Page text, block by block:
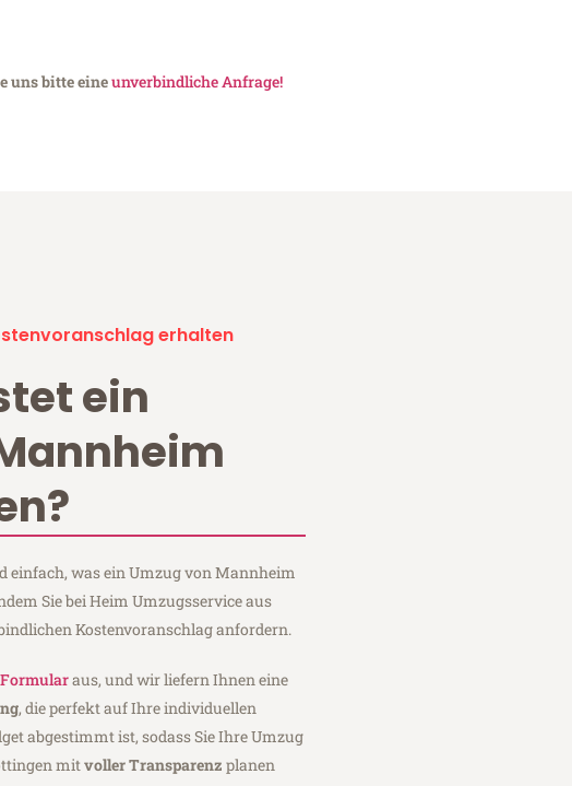
uns bitte eineunverbindliche Anfrage!
erhalten
ein
einfach, was ein Umzug von Mannheim
Sie bei Heim Umzugsservice aus
Kostenvoranschlag anfordern.
aus, und wir liefern Ihnen eine
, die perfekt auf Ihre individuellen
abgestimmt ist, sodass Sie Ihre Umzug
mitvoller Transparenz planen